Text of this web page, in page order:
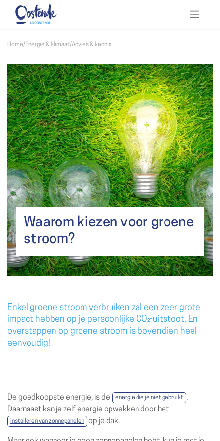
Home/ Energie & klimaat/Advies & kennis
Waarom kiezen voor groene
stroom?
Enkel groene stroom verbruiken zal een zeer grote
impact hebben op je persoonlijke CO₂-uitstoot. En
overstappen op groene stroom is bovendien heel
eenvoudig!
De goedkoopste energie, is de energie die je niet gebruikt
.
Daarnaast kan je zelf energie opwekken door het
installeren van zonnepanelen op je dak.